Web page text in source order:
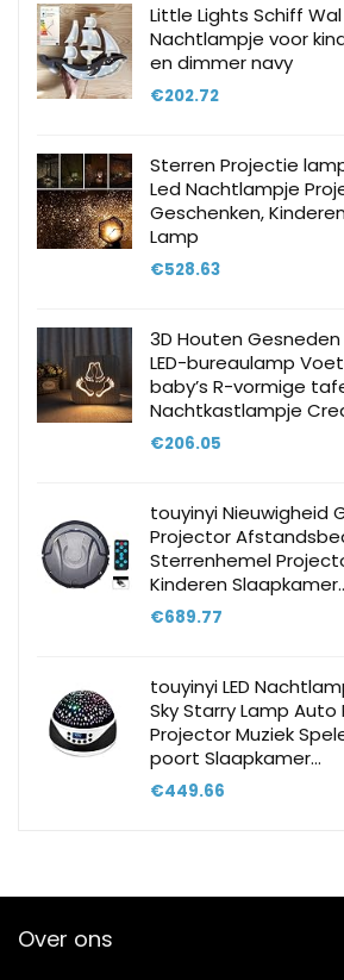
Little Lights Schiff
Nachtlampje voor
en dimmer navy
€202.72
Sterren Projectie
Led Nachtlampje
Geschenken,
Lamp
€528.63
3D Houten
LED-bureaulamp
baby’s R-vormige
Nachtkastlampje
€206.05
touyinyi Nieuwigheid
Projector
Sterrenhemel
Kinderen
€689.77
touyinyi LED
Sky Starry Lamp
Projector Muziek
poort Slaapkamer…
€449.66
Over ons